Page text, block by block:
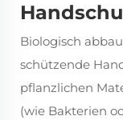
Biologisch
schützende
pflanzlichen
(wie Bakterien